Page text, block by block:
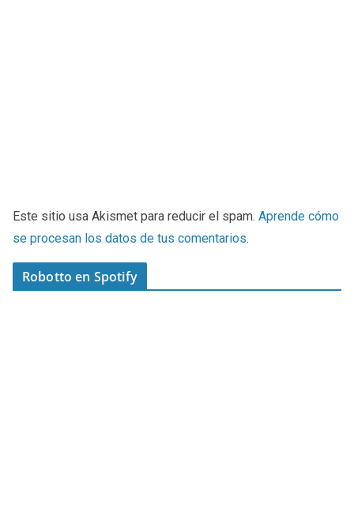
Este sitio usa Akismet para reducir el spam. Aprende cómo
se procesan los datos de tus comentarios.
Robotto en Spotify